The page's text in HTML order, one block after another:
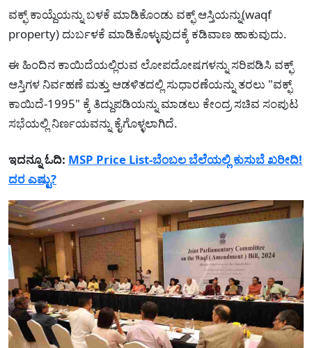
ವಕ್ಫ್ ಕಾಯ್ದೆಯನ್ನು ಬಳಕೆ ಮಾಡಿಕೊಂಡು ವಕ್ಫ್ ಆಸ್ತಿಯನ್ನು(waqf
property) ದುರ್ಬಳಕೆ ಮಾಡಿಕೊಳ್ಳುವುದಕ್ಕೆ ಕಡಿವಾಣ ಹಾಕುವುದು.
ಈ ಹಿಂದಿನ ಕಾಯಿದೆಯಲ್ಲಿರುವ ಲೋಪದೋಷಗಳನ್ನು ಸರಿಪಡಿಸಿ ವಕ್ಫ್
ಆಸ್ತಿಗಳ ನಿರ್ವಹಣೆ ಮತ್ತು ಆಡಳಿತದಲ್ಲಿ ಸುಧಾರಣೆಯನ್ನು ತರಲು "ವಕ್ಫ್
ಕಾಯಿದೆ-1995" ಕ್ಕೆ ತಿದ್ದುಪಡಿಯನ್ನು ಮಾಡಲು ಕೇಂದ್ರ ಸಚಿವ ಸಂಪುಟ
ಸಭೆಯಲ್ಲಿ ನಿರ್ಣಯವನ್ನು ಕೈಗೊಳ್ಳಲಾಗಿದೆ.
ಇದನ್ನೂ ಓದಿ: MSP Price List-ಬೆಂಬಲ ಬೆಲೆಯಲ್ಲಿ ಕುಸುಬೆ ಖರೀದಿ!
ದರ ಎಷ್ಟು?